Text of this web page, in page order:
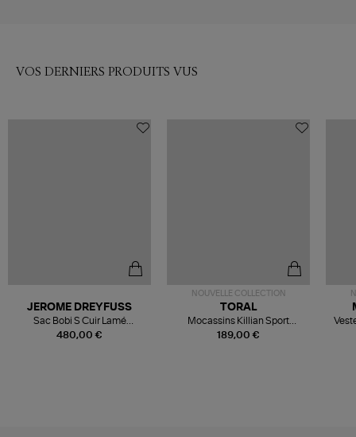
VOS DERNIERS PRODUITS VUS
480,00 €
JEROME DREYFUSS
Sac Bobi S Cuir Lamé
Champagne
NOUVELLE COLLECTION
189,00 €
TORAL
Mocassins Killian Sport
Mousse